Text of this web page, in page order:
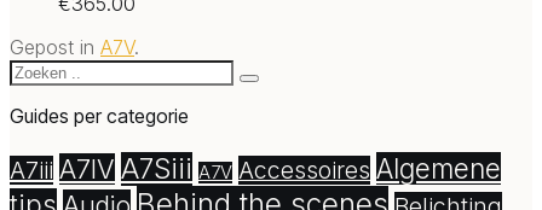
Gepost in A7V.
Guides per categorie
A7iii A7IV A7Siii A7V Accessoires Algemene